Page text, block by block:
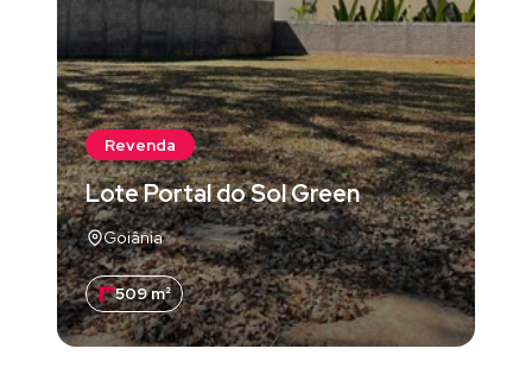
Revenda
Lote Portal do Sol Green
Goiânia
509 m²